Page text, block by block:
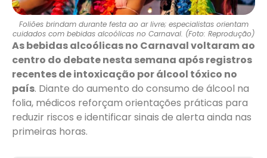
Foliões brindam durante festa ao ar livre; especialistas orientam
cuidados com bebidas alcoólicas no Carnaval. (Foto: Reprodução)
As bebidas alcoólicas no Carnaval voltaram ao
centro do debate nesta semana após registros
recentes de intoxicação por álcool tóxico no
país. Diante do aumento do consumo de álcool na
folia, médicos reforçam orientações práticas para
reduzir riscos e identificar sinais de alerta ainda nas
primeiras horas.